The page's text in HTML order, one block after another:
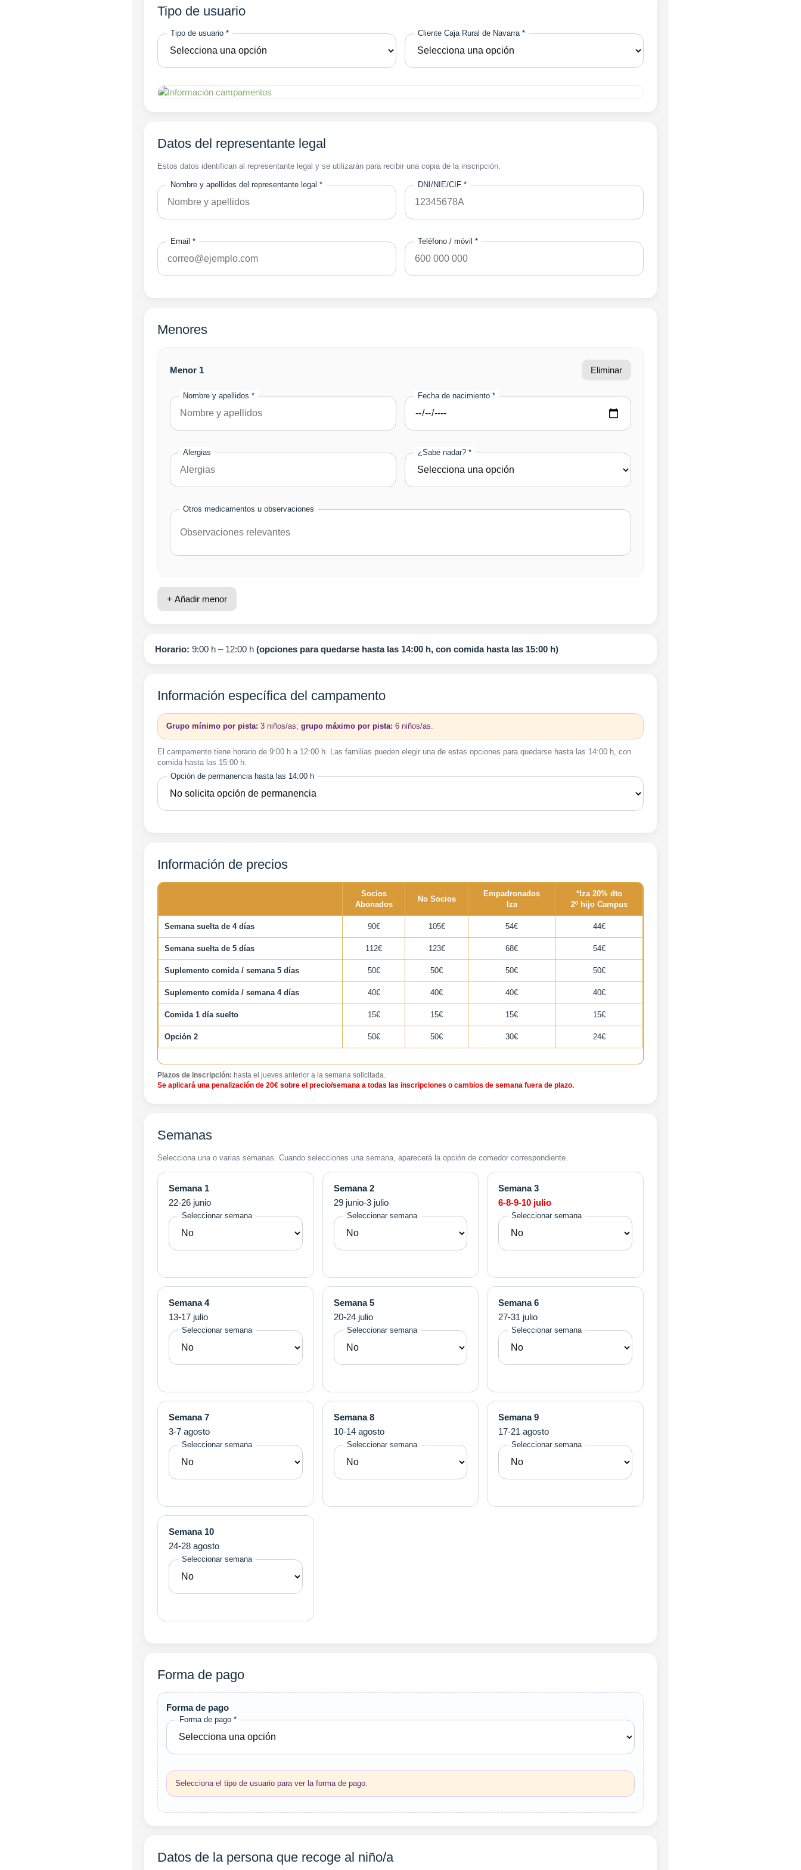
Tipo de usuario
Tipo de usuario * Cliente Caja Rural de Navarra *
Datos del representante legal
Estos datos identifican al representante legal y se utilizarán para recibir una copia de la inscripción.
Nombre y apellidos del representante legal * DNI/NIE/CIF *
Email * Teléfono / móvil *
Menores
Menor 1 Eliminar
Nombre y apellidos * Fecha de nacimiento *
Alergias ¿Sabe nadar? *
Otros medicamentos u observaciones
+ Añadir menor
Horario: 9:00 h – 12:00 h (opciones para quedarse hasta las 14:00 h, con comida hasta las 15:00 h)
Información específica del campamento
Grupo mínimo por pista: 3 niños/as; grupo máximo por pista: 6 niños/as.
El campamento tiene horario de 9:00 h a 12:00 h. Las familias pueden elegir una de estas opciones para quedarse hasta las 14:00 h, con
comida hasta las 15:00 h.
Opción de permanencia hasta las 14:00 h
Información de precios
Socios
Abonados
No Socios
Empadronados
Iza
*Iza 20% dto
2º hijo Campus
Semana suelta de 4 días 90€ 105€ 54€ 44€
Semana suelta de 5 días 112€ 123€ 68€ 54€
Suplemento comida / semana 5 días 50€ 50€ 50€ 50€
Suplemento comida / semana 4 días 40€ 40€ 40€ 40€
Comida 1 día suelto 15€ 15€ 15€ 15€
Opción 2 50€ 50€ 30€ 24€
Plazos de inscripción: hasta el jueves anterior a la semana solicitada.
Se aplicará una penalización de 20€ sobre el precio/semana a todas las inscripciones o cambios de semana fuera de plazo.
Semanas
Selecciona una o varias semanas. Cuando selecciones una semana, aparecerá la opción de comedor correspondiente.
Semana 1
22-26 junio
Seleccionar semana
Semana 2
29 junio-3 julio
Seleccionar semana
Semana 3
6-8-9-10 julio
Seleccionar semana
Semana 4
13-17 julio
Seleccionar semana
Semana 5
20-24 julio
Seleccionar semana
Semana 6
27-31 julio
Seleccionar semana
Semana 7
3-7 agosto
Seleccionar semana
Semana 8
10-14 agosto
Seleccionar semana
Semana 9
17-21 agosto
Seleccionar semana
Semana 10
24-28 agosto
Seleccionar semana
Forma de pago
Forma de pago
Forma de pago *
Selecciona el tipo de usuario para ver la forma de pago.
Datos de la persona que recoge al niño/a